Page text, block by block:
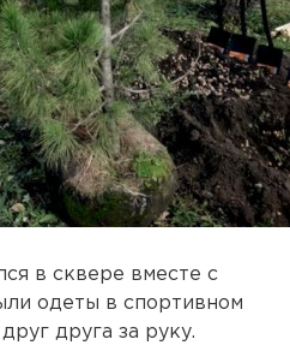
в сквере вместе с
одеты в спортивном
друга за руку.